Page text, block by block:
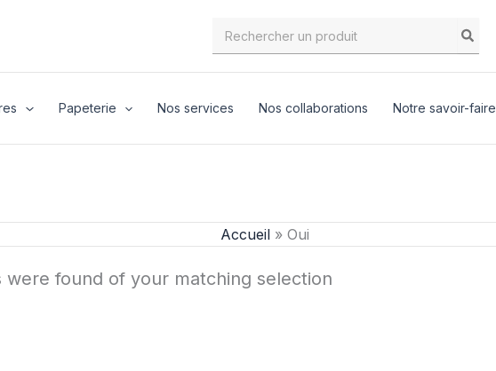
for:
Papeterie Nos services Nos collaborations Notre savoir-faire
Accueil » Oui
were found of your matching selection